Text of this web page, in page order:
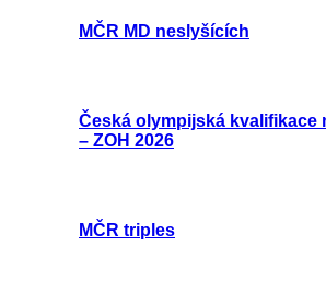
MČR MD neslyšících
Česká olympijská kvalifikace
– ZOH 2026
MČR triples